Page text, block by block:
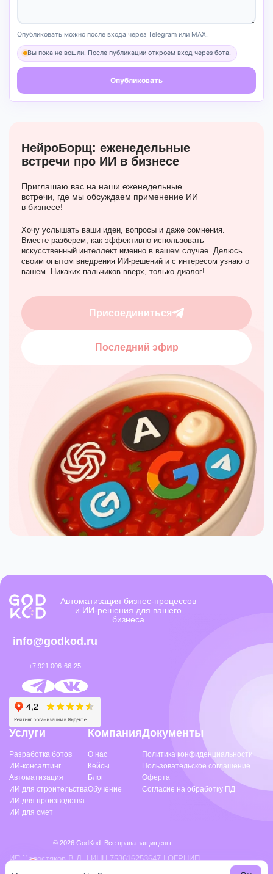
Опубликовать можно после входа через Telegram или MAX.
Вы пока не вошли. После публикации откроем вход через бота.
Опубликовать
НейроБорщ: еженедельные
встречи про ИИ в бизнесе
Приглашаю вас на наши еженедельные
встречи, где мы обсуждаем применение ИИ
в бизнесе!
Хочу услышать ваши идеи, вопросы и даже сомнения.
Вместе разберем, как эффективно использовать
искусственный интеллект именно в вашем случае. Делюсь
своим опытом внедрения ИИ-решений и с интересом узнаю о
вашем. Никаких пальчиков вверх, только диалог!
Присоединиться
Последний эфир
Автоматизация бизнес-процессов
и ИИ-решения для вашего
бизнеса
info@godkod.ru
+7 921 006-66-25
Услуги
Разработка ботов
ИИ-консалтинг
Автоматизация
ИИ для строительства
ИИ для производства
ИИ для смет
Компания
О нас
Кейсы
Блог
Обучение
Документы
Политика конфиденциальности
Пользовательское соглашение
Оферта
Согласие на обработку ПД
© 2026 GodKod. Все права защищены.
ИП Холостяков В.Д. | ИНН 753616253647 | ОГРНИП
325390000031667